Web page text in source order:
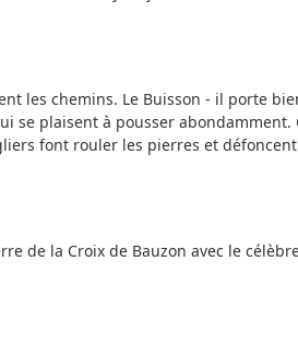
les chemins. Le Buisson - il porte
se plaisent à pousser abondamment.
font rouler les pierres et
de la Croix de Bauzon avec le